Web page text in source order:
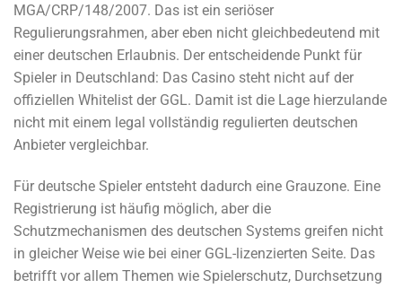
MGA/CRP/148/2007. Das ist ein seriöser
Regulierungsrahmen, aber eben nicht gleichbedeutend mit
einer deutschen Erlaubnis. Der entscheidende Punkt für
Spieler in Deutschland: Das Casino steht nicht auf der
offiziellen Whitelist der GGL. Damit ist die Lage hierzulande
nicht mit einem legal vollständig regulierten deutschen
Anbieter vergleichbar.
Für deutsche Spieler entsteht dadurch eine Grauzone. Eine
Registrierung ist häufig möglich, aber die
Schutzmechanismen des deutschen Systems greifen nicht
in gleicher Weise wie bei einer GGL-lizenzierten Seite. Das
betrifft vor allem Themen wie Spielerschutz, Durchsetzung